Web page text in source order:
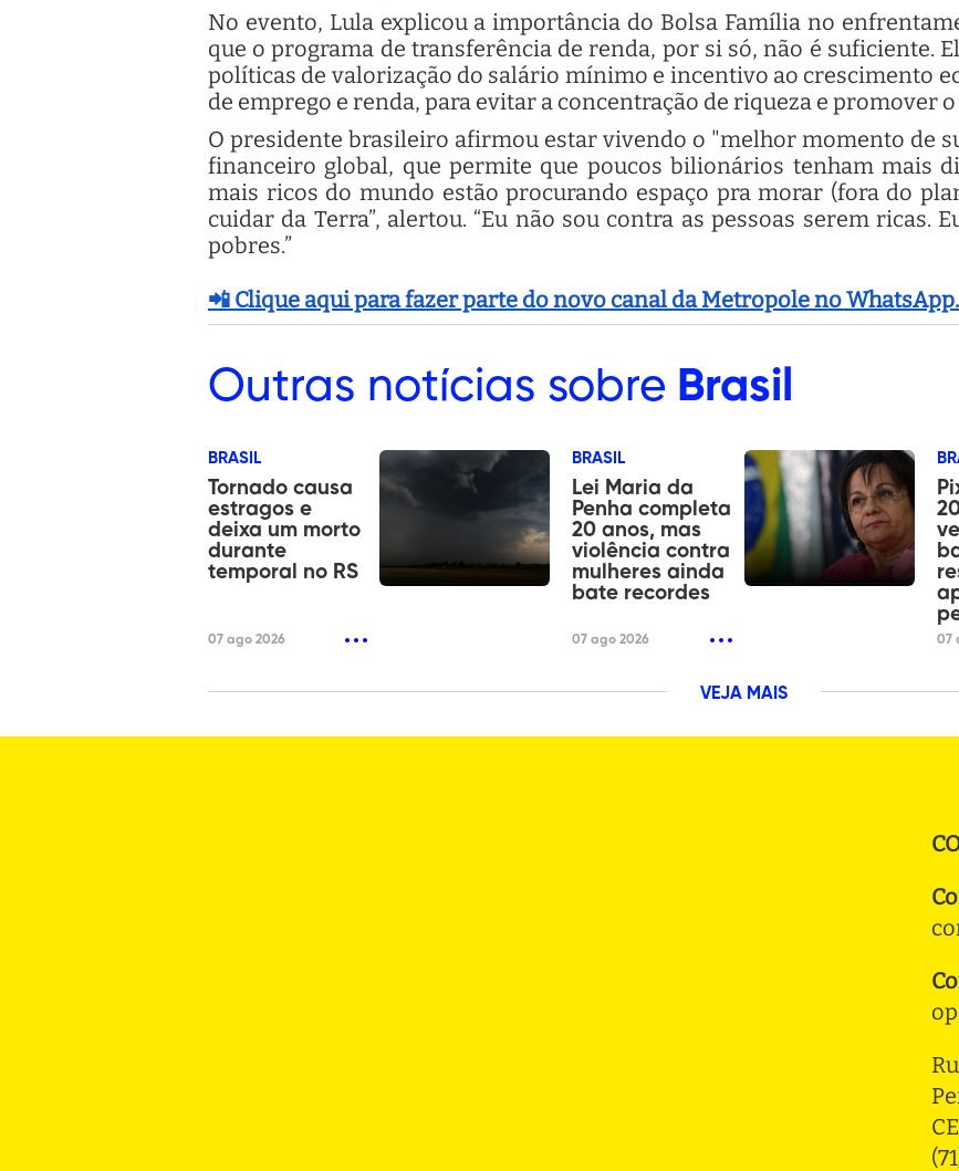
No evento, Lula explicou a importância do Bolsa Família no
que o programa de transferência de renda, por si só, não é suficiente.
políticas de valorização do salário mínimo e incentivo ao crescimento
de emprego e renda, para evitar a concentração de riqueza e promover
O presidente brasileiro afirmou estar vivendo o "melhor momento de
financeiro global, que permite que poucos bilionários tenham mais
mais ricos do mundo estão procurando espaço pra morar (fora do
cuidar da Terra”, alertou. “Eu não sou contra as pessoas serem ricas.
pobres.”
📲 Clique aqui para fazer parte do novo canal da Metropole no WhatsApp.
Outras notícias sobre Brasil
BRASIL
Tornado causa
estragos e
deixa um morto
durante
temporal no RS
07 ago 2026
BRASIL
Lei Maria da
Penha completa
20 anos, mas
violência contra
mulheres ainda
bate recordes
07 ago 2026 07
VEJA MAIS